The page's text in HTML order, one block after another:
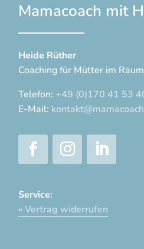
Mamacoach mit
Heide Rüther
Coaching für Mütter im
Telefon: +49 (0)170 41 53
E-Mail:
Service:
» Vertrag widerrufen